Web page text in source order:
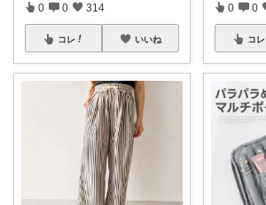
0 0 314
コレ いいね
0 0
コレ